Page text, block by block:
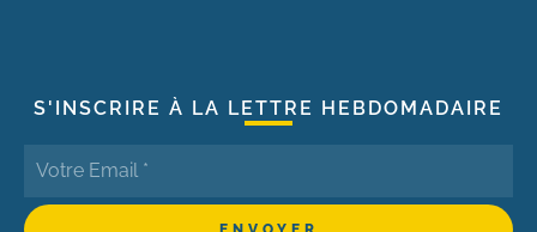
S'INSCRIRE À LA LETTRE HEBDOMADAIRE